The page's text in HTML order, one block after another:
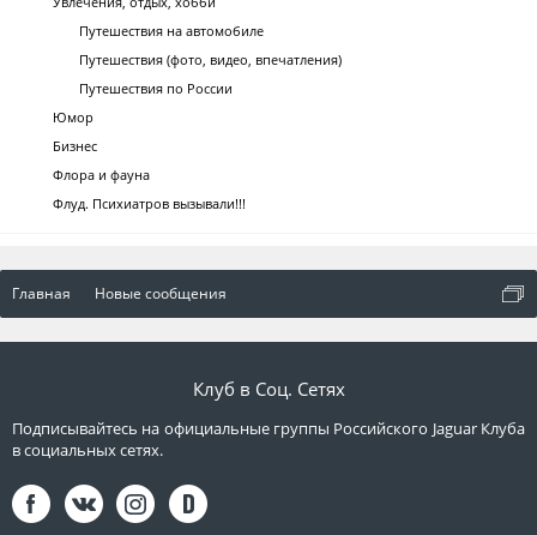
Путешествия на автомобиле
Путешествия (фото, видео, впечатления)
Путешествия по России
Юмор
Бизнес
Флора и фауна
Флуд. Психиатров вызывали!!!
Главная Новые сообщения
Клуб в Соц. Сетях
Подписывайтесь на официальные группы Российского Jaguar Клуба
в социальных сетях.